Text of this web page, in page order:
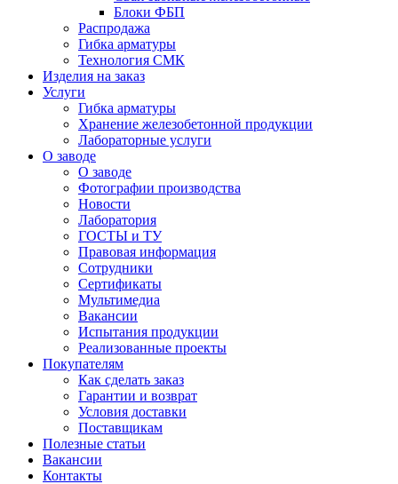
Блоки ФБП
Распродажа
Гибка арматуры
Технология СМК
Изделия на заказ
Услуги
Гибка арматуры
Хранение железобетонной продукции
Лабораторные услуги
О заводе
О заводе
Фотографии производства
Новости
Лаборатория
ГОСТЫ и ТУ
Правовая информация
Сотрудники
Сертификаты
Мультимедиа
Вакансии
Испытания продукции
Реализованные проекты
Покупателям
Как сделать заказ
Гарантии и возврат
Условия доставки
Поставщикам
Полезные статьи
Вакансии
Контакты